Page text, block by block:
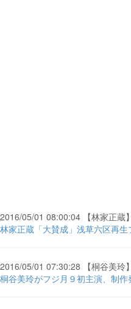
2016/05/01 08:00:04 【林家正蔵】
林家正蔵「大賛成」浅草六区再
2016/05/01 07:30:28 【桐谷美玲】
桐谷美玲がフジ月９初主演、制